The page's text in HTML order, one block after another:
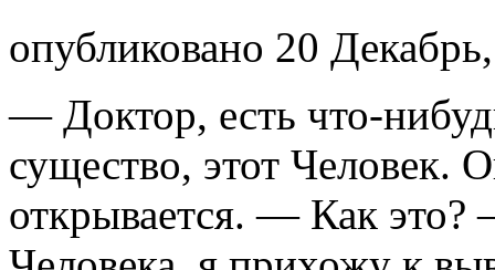
опубликовано 20
— Доктор, есть что-
существо, этот Человек.
открывается. — Как